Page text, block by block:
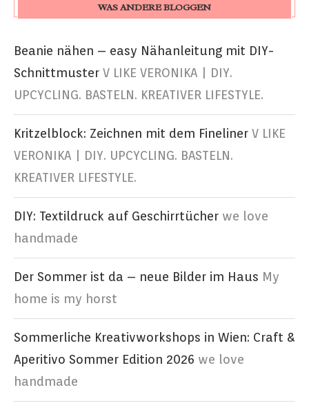
WAS ANDERE BLOGGEN
Beanie nähen – easy Nähanleitung mit DIY-
Schnittmuster V LIKE VERONIKA | DIY.
UPCYCLING. BASTELN. KREATIVER LIFESTYLE.
Kritzelblock: Zeichnen mit dem Fineliner V LIKE
VERONIKA | DIY. UPCYCLING. BASTELN.
KREATIVER LIFESTYLE.
DIY: Textildruck auf Geschirrtücher we love
handmade
Der Sommer ist da – neue Bilder im Haus My
home is my horst
Sommerliche Kreativworkshops in Wien: Craft &
Aperitivo Sommer Edition 2026 we love
handmade